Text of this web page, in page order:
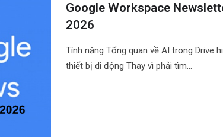
Google Workspace
2026
Tính năng Tổng quan về AI trong Drive
thiết bị di động Thay vì phải tìm…